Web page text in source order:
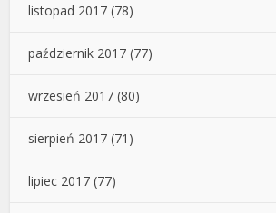
listopad 2017 (78)
październik 2017 (77)
wrzesień 2017 (80)
sierpień 2017 (71)
lipiec 2017 (77)